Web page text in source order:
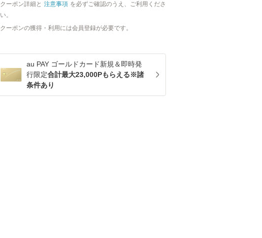
クーポン詳細と 注意事項 を必ずご確認のうえ、ご利用くださ
い。
クーポンの獲得・利用には会員登録が必要です。
au PAY ゴールドカード新規＆即時発
行限定合計最大23,000Pもらえる※諸
条件あり